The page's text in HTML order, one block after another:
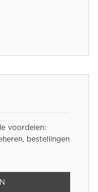
voordelen:
bestellingen